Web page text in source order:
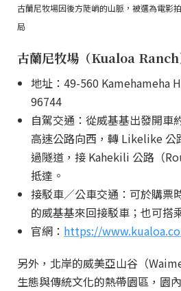
古蘭尼牧場因後方陡峭的山脈，被選為電影
局
古蘭尼牧場（Kualoa Ranch
地址：49-560 Kamehameha
96744
自駕交通：從威基基出發開車
高速公路向西，轉 Likelike 公
過隧道，接 Kahekili 公路（
抵達。
接駁車／公車交通：可於購票
的威基基來回接駁車；也可搭
官網： https://
另外，北岸的威美亞山谷（
生態與傳統文化的熱帶園區，園